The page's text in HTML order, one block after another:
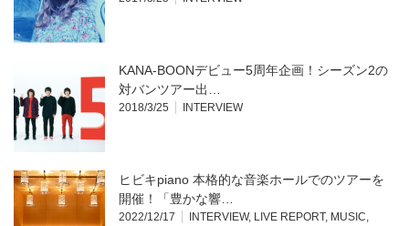
KANA-BOONデビュー5周年企画！シーズン2の
対バンツアー出…
2018/3/25 INTERVIEW
ヒビキpiano 本格的な音楽ホールでのツアーを
開催！「豊かな響…
2022/12/17 INTERVIEW, LIVE REPORT, MUSIC,